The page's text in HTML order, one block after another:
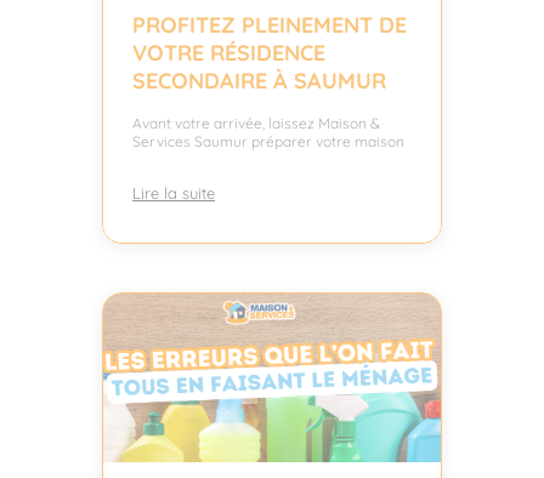
PROFITEZ PLEINEMENT DE
VOTRE RÉSIDENCE
SECONDAIRE À SAUMUR
Avant votre arrivée, laissez Maison &
Services Saumur préparer votre maison
Lire la suite